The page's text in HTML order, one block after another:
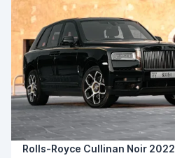
Rolls-Royce Cullinan Noir 2022